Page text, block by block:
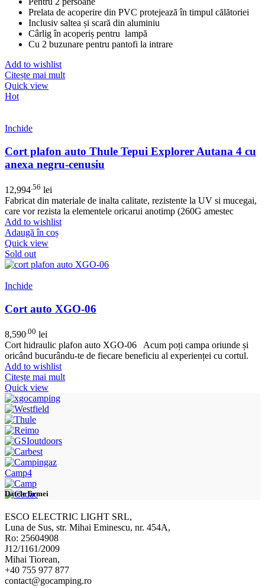
Prelata de acoperire din PVC protejează în timpul călătoriei
Inclusiv saltea și scară din aluminiu
Cârlig în acoperiș pentru lampă
Cu 2 buzunare pentru pantofi la intrare
Add to wishlist
Citește mai mult
Quick view
Hot
Inchide
Cort plafon auto Thule Tepui Explorer Autana 4 cu
anexa negru-cenusiu
12,994 .56 lei
Fabricat din materiale de inalta calitate, rezistente la UV si mucegai,
care vor rezista la elementele oricarui anotimp (260G amestec
Add to wishlist
Adaugă în coș
Quick view
Sold out
Inchide
Cort auto XGO-06
8,590 .00 lei
Cort hidraulic plafon auto XGO-06 Acum poți campa oriunde și
oricând bucurându-te de fiecare beneficiu al experienței cu cortul.
Add to wishlist
Citește mai mult
Quick view
Camp4
Datele firmei
ESCO ELECTRIC LIGHT SRL,
Luna de Sus, str. Mihai Eminescu, nr. 454A,
Ro: 25604908
J12/1161/2009
Mihai Tiorean,
+40 755 977 877
contact@gocamping.ro